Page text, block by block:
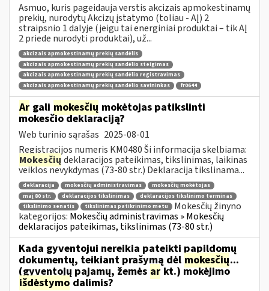
Asmuo, kuris pageidauja verstis akcizais apmokestinamų
prekių, nurodytų Akcizų įstatymo (toliau - AĮ) 2
straipsnio 1 dalyje (jeigu tai energiniai produktai – tik AĮ
2 priede nurodyti produktai), už...
akcizais apmokestinamų prekių sandėlis
akcizais apmokestinamų prekių sandėlio steigimas
akcizais apmokestinamų prekių sandėlio registravimas
akcizais apmokestinamų prekių sandėlio savininkas
fr0644
Ar gali mokesčių mokėtojas patikslinti
mokesčio deklaraciją?
Web turinio sąrašas 2025-08-01
Registracijos numeris KM0480 Ši informacija skelbiama:
Mokesčių deklaracijos pateikimas, tikslinimas, laikinas
veiklos nevykdymas (73-80 str.) Deklaracija tikslinama...
deklaracija mokesčių administravimas
mokesčių mokėtojas
maį 80 str.
deklaracijos tikslinimas
deklaracijos tikslinimo terminas
tikslinimo senatis
tikslinimas patikrinimo metu
Mokesčių žinyno
kategorijos: Mokesčių administravimas » Mokesčių
deklaracijos pateikimas, tikslinimas (73-80 str.)
Kada gyventojui nereikia pateikti papildomų
dokumentų, teikiant prašymą dėl mokesčių...
(gyventojų pajamų, žemės ar kt.) mokėjimo
išdėstymo dalimis?